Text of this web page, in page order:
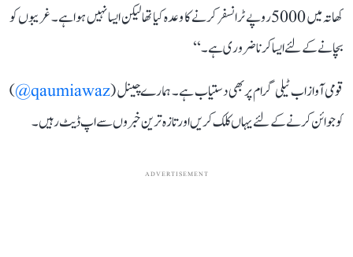
کھاتہ میں 5000 روپے ٹرانسفر کرنے کا وعدہ کیا تھا لیکن ایسا نہیں ہوا ہے۔ غریبوں کو
بچانے کے لئے ایسا کرنا ضروری ہے۔‘‘
قومی آواز اب ٹیلی گرام پر بھی دستیاب ہے۔ ہمارے چینل (qaumiawaz@
)
کو جوائن کرنے کے لئے یہاں کلک کریں اور تازہ ترین خبروں سے اپ ڈیٹ رہیں۔
ADVERTISEMENT